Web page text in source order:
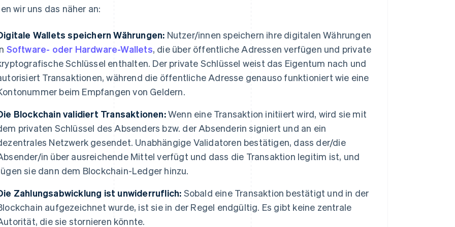
wir uns das näher an:
Wallets speichern Währungen: Nutzer/innen speichern ihre digitalen Währungen
Software- oder Hardware-Wallets, die über öffentliche Adressen verfügen und private
Schlüssel enthalten. Der private Schlüssel weist das Eigentum nach und
Transaktionen, während die öffentliche Adresse genauso funktioniert wie eine
beim Empfangen von Geldern.
Blockchain validiert Transaktionen:Wenn eine Transaktion initiiert wird, wird sie mit
privaten Schlüssel des Absenders bzw. der Absenderin signiert und an ein
Netzwerk gesendet. Unabhängige Validatoren bestätigen, dass der/die
in über ausreichende Mittel verfügt und dass die Transaktion legitim ist, und
sie dann dem Blockchain-Ledger hinzu.
Zahlungsabwicklung ist unwiderruflich: Sobald eine Transaktion bestätigt und in der
aufgezeichnet wurde, ist sie in der Regel endgültig. Es gibt keine zentrale
die sie stornieren könnte.